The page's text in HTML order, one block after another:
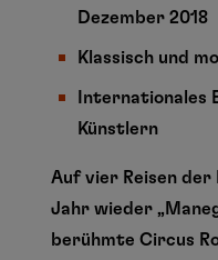
Dezember 2018
Klassisch und
Internationales
Künstlern
Auf vier Reisen der
Jahr wieder
berühmte Circus